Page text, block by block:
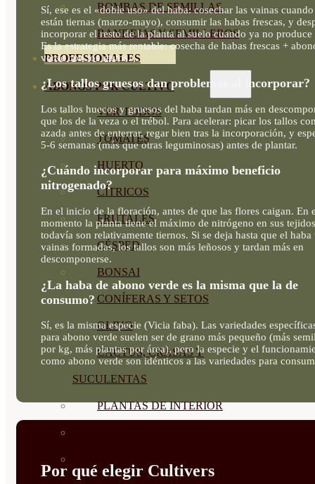
BOMBAS DE SEMILLAS
BANDEJAS Y SEMILLEROS
PROFESIONALES
ABONOS POR CULTIVO
VER TODOS
TOMATES
HUERTO
CÍTRICOS
FRUTALES
CÉSPED
BONSAI
CONÍFERAS Y SETOS
OLIVO
CACTUS, CRASAS Y
SUCULENTAS
PLANTAS DE INTERIOR
Sí, ese es el «doble uso» del haba: cosechar las vainas cuando
están tiernas (marzo-mayo), consumir las habas frescas, y
incorporar el resto de la planta al suelo cuando ya no produce
Es la estrategia más rentable: cosecha de habas frescas +
verde con los restos.
¿Los tallos gruesos dan problemas al incorporar?
Los tallos huecos y gruesos del haba tardan más en
que los de la veza o el trébol. Para acelerar: picar los tallos
azada antes de enterrar, regar bien tras la incorporación, y
5-6 semanas (más que otras leguminosas) antes de plantar.
¿Cuándo incorporar para máximo beneficio
nitrogenado?
En el inicio de la floración, antes de que las flores caigan. En
momento la planta tiene el máximo de nitrógeno en sus
todavía son relativamente tiernos. Si se deja hasta que el haba
vainas formadas, los tallos son más leñosos y tardan más en
descomponerse.
¿La haba de abono verde es la misma que la de
consumo?
Sí, es la misma especie (Vicia faba). Las variedades
para abono verde suelen ser de grano más pequeño (más
por kg, más plantas por área), pero la especie y el
como abono verde son idénticos a las variedades para
Por qué elegir Cultivers